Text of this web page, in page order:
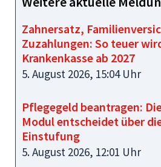
Zahnersatz,
Zuzahlungen: So teuer
Krankenkasse ab 2027
5. August 2026, 15:04 Uhr
Pflegegeld beantragen:
Modul entscheidet über
Einstufung
5. August 2026, 12:01 Uhr